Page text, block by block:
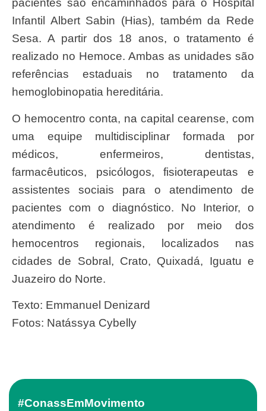
pacientes são encaminhados para o Hospital
Infantil Albert Sabin (Hias), também da Rede
Sesa. A partir dos 18 anos, o tratamento é
realizado no Hemoce. Ambas as unidades são
referências estaduais no tratamento da
hemoglobinopatia hereditária.
O hemocentro conta, na capital cearense, com
uma equipe multidisciplinar formada por
médicos, enfermeiros, dentistas,
farmacêuticos, psicólogos, fisioterapeutas e
assistentes sociais para o atendimento de
pacientes com o diagnóstico. No Interior, o
atendimento é realizado por meio dos
hemocentros regionais, localizados nas
cidades de Sobral, Crato, Quixadá, Iguatu e
Juazeiro do Norte.
Texto: Emmanuel Denizard
Fotos: Natássya Cybelly
#ConassEmMovimento